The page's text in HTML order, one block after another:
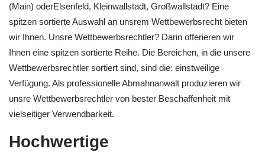
(Main) oderElsenfeld, Kleinwallstadt, Großwallstadt? Eine
spitzen sortierte Auswahl an unsrem Wettbewerbsrecht bieten
wir Ihnen. Unsre Wettbewerbsrechtler? Darin offerieren wir
Ihnen eine spitzen sortierte Reihe. Die Bereichen, in die unsere
Wettbewerbsrechtler sortiert sind, sind die: einstweilige
Verfügung. Als professionelle Abmahnanwalt produzieren wir
unsre Wettbewerbsrechtler von bester Beschaffenheit mit
vielseitiger Verwendbarkeit.
Hochwertige